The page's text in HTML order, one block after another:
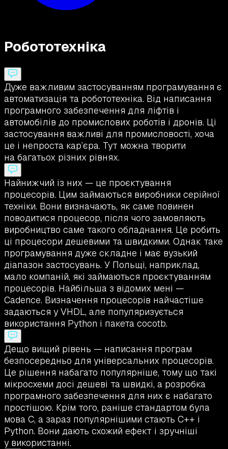
Робототехніка
Дуже важливим застосуванням програмування є
автоматизація та робототехніка. Від написання
програмного забезпечення для ліфтів і
автомобілів до промислових роботів і дронів. Ці
застосування важливі для промисловості, хоча
це і непроста кар’єра. Тут можна творити
на багатьох різних рівнях.
Найнижчий із них — це проєктування
процесорів. Цим займаються виробники серійної
техніки. Вони визначають, як саме повинен
поводитися процесор, після чого замовляють
виробництво саме такого обладнання. Це робить
ці процесори дешевими та швидкими. Однак таке
програмування дуже складне і має вузький
діапазон застосувань. У Польщі, наприклад,
мало компаній, які займаються проєктуванням
процесорів. Найбільша з відомих мені —
Cadence. Визначення процесорів найчастіше
задаються у VHDL, але популяризується
використання Python і пакета cocotb.
Дещо вищий рівень — написання програм
безпосередньо для універсальних процесорів.
Це рішення набагато популярніше, тому що такі
мікросхеми досі дешеві та швидкі, а розробка
програмного забезпечення для них є набагато
простішою. Крім того, раніше стандартом була
мова C, а зараз популярнішими стають C++ і
Python. Вони дають схожий ефект і зручніші
у використанні.